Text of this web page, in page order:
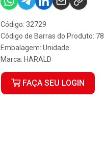
Código: 32729
Código de Barras do Produto:
Embalagem: Unidade
Marca: HARALD
FAÇA SEU LOGIN